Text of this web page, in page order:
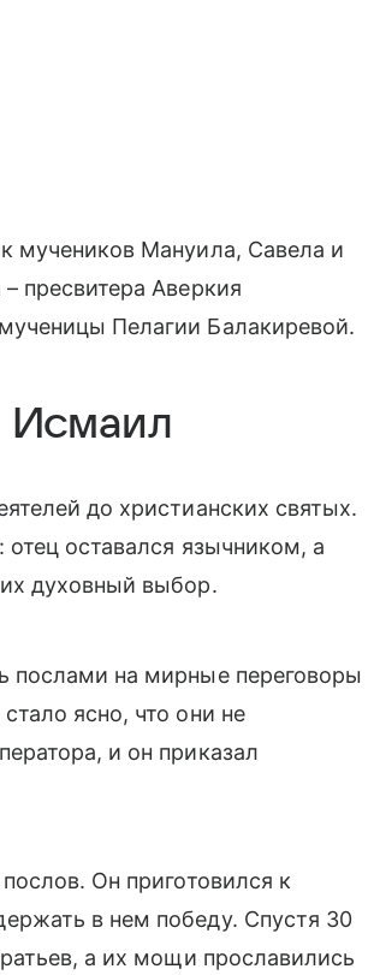
мучеников Мануила, Савела и
пресвитера Аверкия
Пелагии Балакиревой.
Исмаил
до христианских святых.
оставался язычником, а
духовный выбор.
послами на мирные переговоры
ясно, что они не
и он приказал
Он приготовился к
в нем победу. Спустя 30
а их мощи прославились